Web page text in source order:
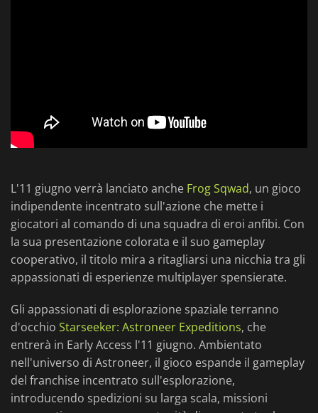
L'11 giugno verrà lanciato anche Frog Sqwad, un gioco
indipendente incentrato sull'azione che mette i
giocatori al comando di una squadra di eroi anfibi. Con
la sua presentazione colorata e il suo gameplay
cooperativo, il titolo mira a ritagliarsi una nicchia tra gli
appassionati di esperienze multiplayer spensierate.
Gli appassionati di esplorazione spaziale terranno
d'occhio Starseeker: Astroneer Expeditions, che
entrerà in Early Access l'11 giugno. Ambientato
nell'universo di Astroneer, il gioco espande il gameplay
del franchise incentrato sull'esplorazione,
introducendo spedizioni su larga scala, missioni